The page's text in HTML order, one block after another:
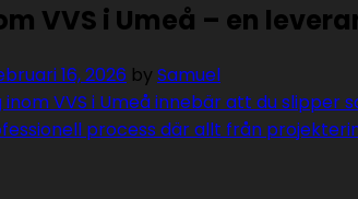
VVS i Umeå – en
16, 2026 by Samuel